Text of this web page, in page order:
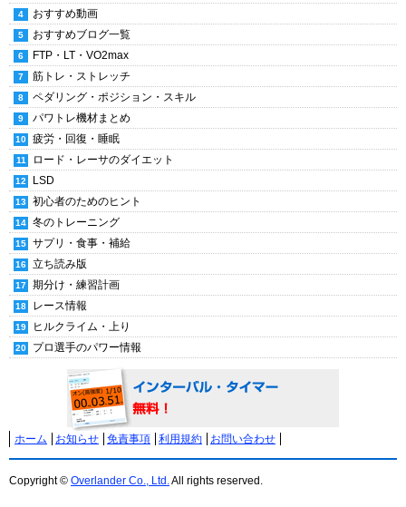
おすすめ動画
おすすめブログ一覧
FTP・LT・VO2max
筋トレ・ストレッチ
ペダリング・ポジション・スキル
パワトレ機材まとめ
疲労・回復・睡眠
ロード・レーサのダイエット
LSD
初心者のためのヒント
冬のトレーニング
サプリ・食事・補給
立ち読み版
期分け・練習計画
レース情報
ヒルクライム・上り
プロ選手のパワー情報
ホーム お知らせ 免責事項 利用規約 お問い合わせ
Copyright © Overlander Co., Ltd.All rights reserved.